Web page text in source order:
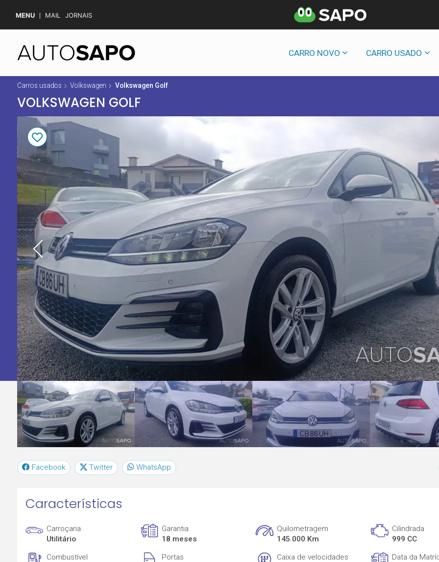
MENU MAIL JORNAIS
CARRO NOVO CARRO USADO
Carros usados Volkswagen Volkswagen Golf
VOLKSWAGEN GOLF
Facebook Twitter WhatsApp
Características
Carroçaria
Utilitário
Garantia
18 meses
Quilometragem
145.000 Km
Cilindrada
999 CC
Combustível
Portas
Caixa de velocidades
Data da